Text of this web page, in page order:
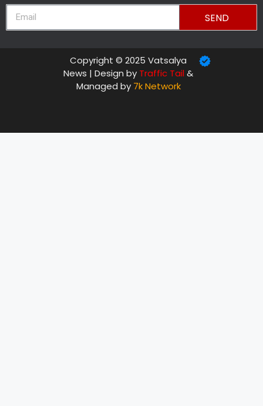
SEND
Copyright © 2025 Vatsalya
News | Design by Traffic Tail&
Managed by 7k Network